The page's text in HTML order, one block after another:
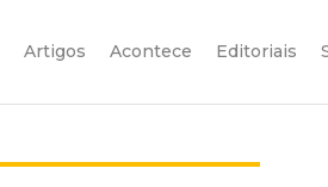
Artigos Acontece Editoriais